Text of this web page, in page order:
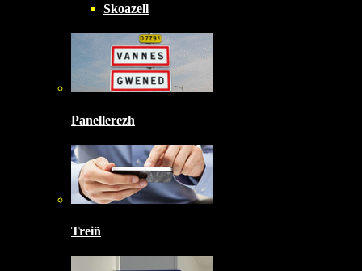
Skoazell
Panellerezh
Treiñ